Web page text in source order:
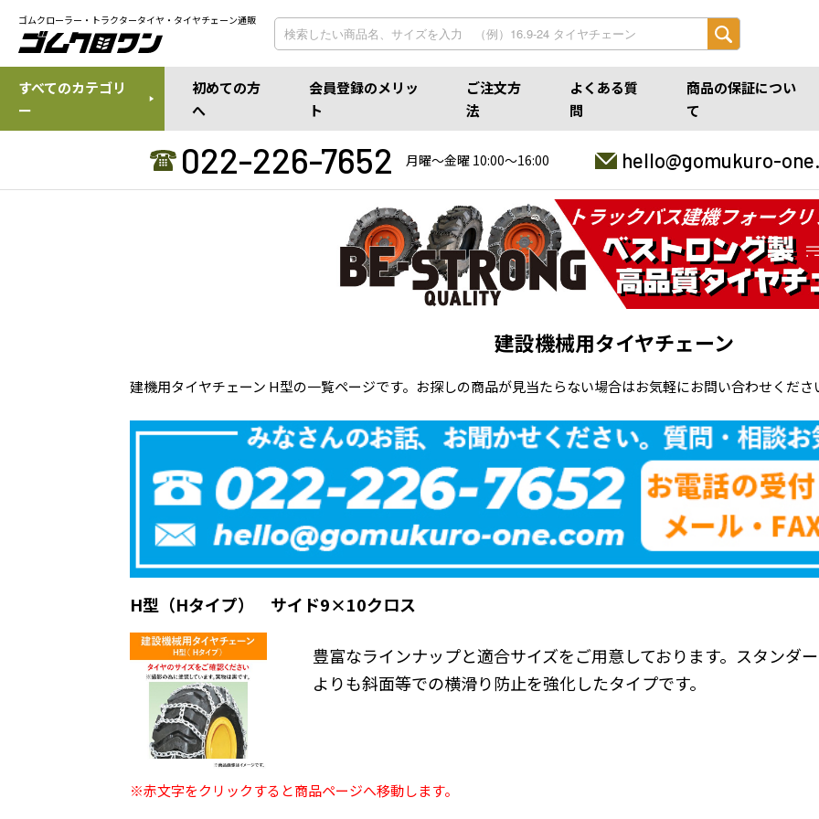
ゴムクローラー・トラクタータイヤ・タイヤチェーン通販
すべてのカテゴリ
ー
初めての方
へ
会員登録のメリッ
ト
ご注文方
法
よくある質
問
商品の保証につい
て
022-226-7652 月曜〜金曜 10:00〜16:00 hello@gomukuro-
建設機械用タイヤチェーン
建機用タイヤチェーン H型の一覧ページです。お探しの商品が見当たらない場合はお気軽にお問い合わせくださ
H型（Hタイプ） サイド9×10クロス
豊富なラインナップと適合サイズをご用意しております。スタンダ
よりも斜面等での横滑り防止を強化したタイプです。
※赤文字をクリックすると商品ページへ移動します。